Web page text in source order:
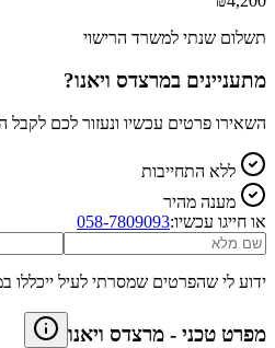
תשלום שנתי למשרד הרישוי
מתעניינים במרצדס ויאנו?
השאירו פרטים עכשיו ונעזור לכם לקבל
ללא התחייבות
מענה מהיר
או חייגו עכשיו:058-7809093
ידוע לי שהפרטים שמסרתי לעיל ייכללו
מפרט טכני - מרצדס ויאנו